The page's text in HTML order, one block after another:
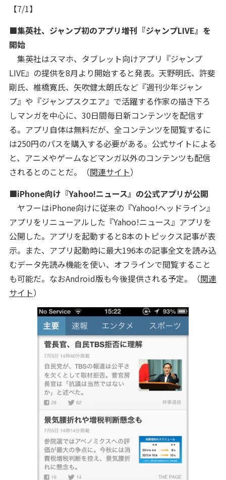
【7/1】
■集英社、ジャンプ初のアプリ増刊『ジャンプLIVE』を
開始
集英社はスマホ、タブレット向けアプリ『ジャンプ
LIVE』の提供を8月より開始すると発表。天野明氏、許斐
剛氏、椎橋寛氏、矢吹健太朗氏など『週刊少年ジャン
プ』や『ジャンプスクエア』で活躍する作家の描き下ろ
しマンガを中心に、30日間毎日新コンテンツを配信す
る。アプリ自体は無料だが、全コンテンツを閲覧するに
は250円のパスを購入する必要がある。公式サイトによる
と、アニメやゲームなどマンガ以外のコンテンツも配信
されるとのことだ。（関連サイト）
■iPhone向け『Yahoo!ニュース』の公式アプリが公開
ヤフーはiPhone向けに従来の『Yahoo!ヘッドライン』
アプリをリニューアルした『Yahoo!ニュース』アプリを
公開した。アプリを起動すると8本のトピックス記事が表
示。また、アプリ起動時に最大196本の記事全文を読み込
むデータ先読み機能を使い、オフラインで閲覧すること
も可能だ。なおAndroid版も今後提供される予定。（関連
サイト）